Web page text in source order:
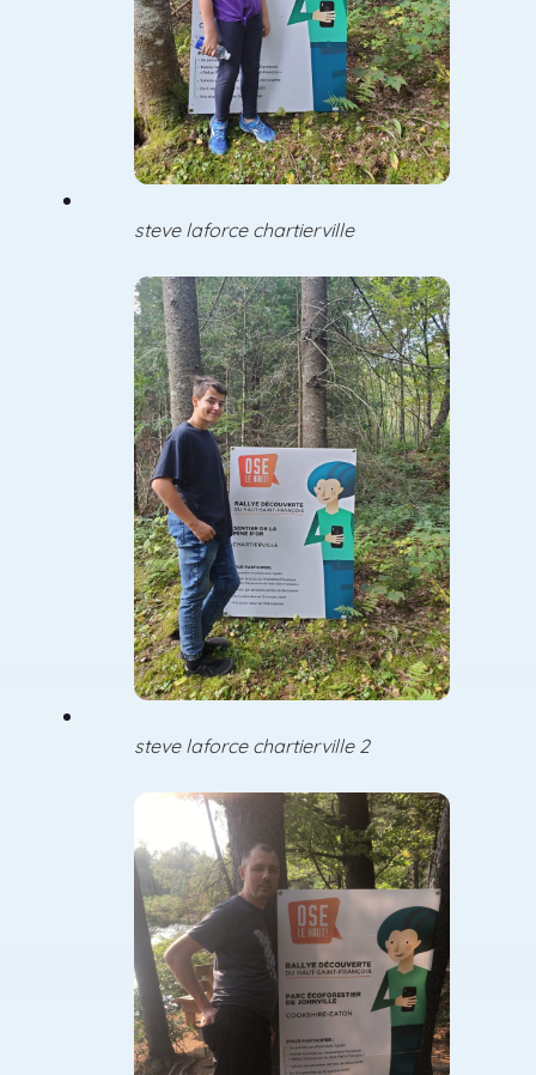
steve laforce chartierville
steve laforce chartierville 2